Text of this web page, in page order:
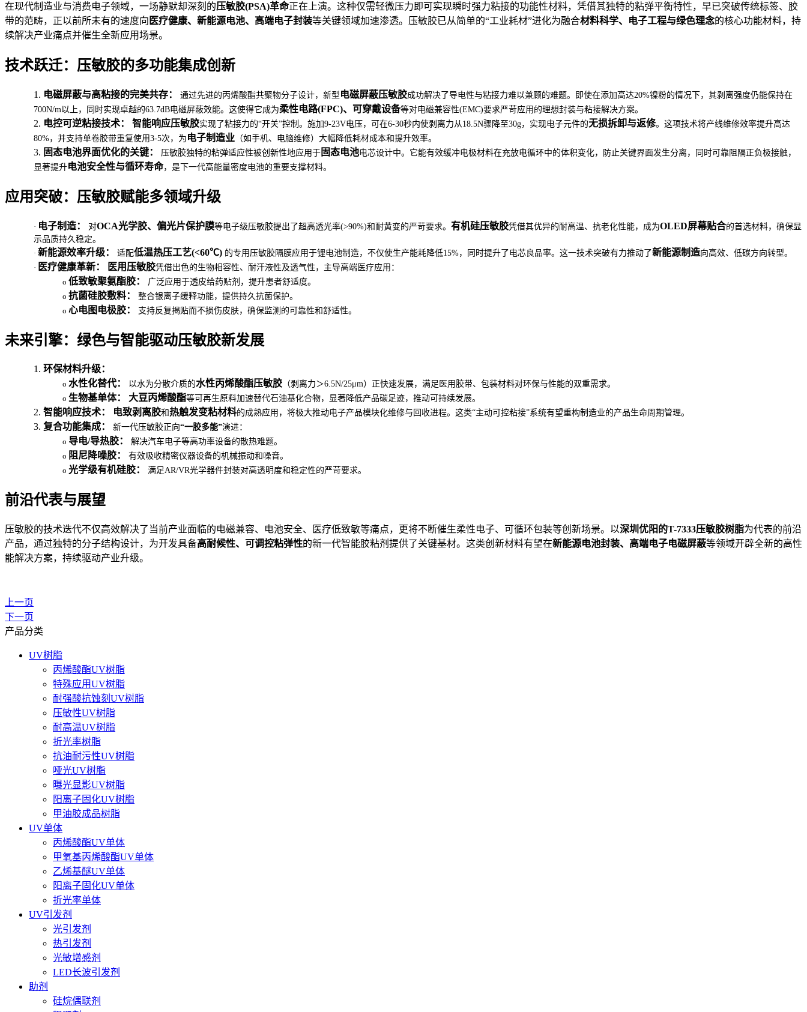
在现代制造业与消费电子领域，一场静默却深刻的压敏胶(PSA)革命正在上演。这种仅需轻微压力即可实现瞬时强力粘接的功能性材料，凭借其独特的粘弹平衡特性，早已突破传统标签、胶
带的范畴，正以前所未有的速度向 医疗健康、新能源电池、高端电子封装等关键领域加速渗透。压敏胶已从简单的“工业耗材”进化为融合材料科学、电子工程与绿色理念的核心功能材料，持
续解决产业痛点并催生全新应用场景。
技术跃迁：压敏胶的多功能集成创新
1. 电磁屏蔽与高粘接的完美共存： 通过先进的丙烯酸酯共聚物分子设计，新型 电磁屏蔽压敏胶成功解决了导电性与粘接力难以兼顾的难题。即使在添加高达20%镍粉的情况下，其剥离强度仍能保持在
700N/m以上，同时实现卓越的63.7dB电磁屏蔽效能。这使得它成为柔性电路(FPC)、可穿戴设备等对电磁兼容性(EMC)要求严苛应用的理想封装与粘接解决方案。
2. 电控可逆粘接技术： 智能响应压敏胶实现了粘接力的“开关”控制。施加9-23V电压，可在6-30秒内使剥离力从18.5N骤降至30g，实现电子元件的无损拆卸与返修。这项技术将产线维修效率提升高达
80%，并支持单卷胶带重复使用3-5次，为 电子制造业 （如手机、电脑维修）大幅降低耗材成本和提升效率。
3. 固态电池界面优化的关键： 压敏胶独特的粘弹适应性被创新性地应用于 固态电池电芯设计中。它能有效缓冲电极材料在充放电循环中的体积变化，防止关键界面发生分离，同时可靠阻隔正负极接触，
显著提升电池安全性与循环寿命，是下一代高能量密度电池的重要支撑材料。
应用突破：压敏胶赋能多领域升级
· 电子制造： 对OCA光学胶、偏光片保护膜等电子级压敏胶提出了超高透光率(>90%)和耐黄变的严苛要求。 有机硅压敏胶凭借其优异的耐高温、抗老化性能，成为OLED屏幕贴合的首选材料，确保显
示品质持久稳定。
· 新能源效率升级： 适配低温热压工艺(<60℃) 的专用压敏胶隔膜应用于锂电池制造，不仅使生产能耗降低15%，同时提升了电芯良品率。这一技术突破有力推动了新能源制造向高效、低碳方向转型。
· 医疗健康革新： 医用压敏胶凭借出色的生物相容性、耐汗液性及透气性，主导高端医疗应用：
o 低致敏聚氨酯胶：
广泛应用于透皮给药贴剂，提升患者舒适度。
o 抗菌硅胶敷料：
整合银离子缓释功能，提供持久抗菌保护。
o 心电图电极胶： 支持反复揭贴而不损伤皮肤，确保监测的可靠性和舒适性。
未来引擎：绿色与智能驱动压敏胶新发展
1. 环保材料升级：
o 水性化替代： 以水为分散介质的水性丙烯酸酯压敏胶 （剥离力＞6.5N/25μm）正快速发展，满足医用胶带、包装材料对环保与性能的双重需求。
o 生物基单体： 大豆丙烯酸酯等可再生原料加速替代石油基化合物，显著降低产品碳足迹，推动可持续发展。
2. 智能响应技术： 电致剥离胶和热触发变粘材料的成熟应用，将极大推动电子产品模块化维修与回收进程。这类“主动可控粘接”系统有望重构制造业的产品生命周期管理。
3. 复合功能集成： 新一代压敏胶正向“一胶多能”演进：
o 导电/导热胶：
解决汽车电子等高功率设备的散热难题。
o 阻尼降噪胶：
有效吸收精密仪器设备的机械振动和噪音。
o 光学级有机硅胶： 满足AR/VR光学器件封装对高透明度和稳定性的严苛要求。
前沿代表与展望
压敏胶的技术迭代不仅高效解决了当前产业面临的电磁兼容、电池安全、医疗低致敏等痛点，更将不断催生柔性电子、可循环包装等创新场景。以深圳 优阳的T-7333压敏胶树脂为代表的前沿
产品，通过独特的分子结构设计，为开发具备高耐候性、可调控粘弹性的新一代智能胶粘剂提供了关键基材。这类创新材料有望在新能源电池封装、高端电子电磁屏蔽等领域开辟全新的高性
能解决方案，持续驱动产业升级。
上一页
下一页
产品分类
UV树脂
丙烯酸酯UV树脂
特殊应用UV树脂
耐强酸抗蚀刻UV树脂
压敏性UV树脂
耐高温UV树脂
折光率树脂
抗油耐污性UV树脂
哑光UV树脂
曝光显影UV树脂
阳离子固化UV树脂
甲油胶成品树脂
UV单体
丙烯酸酯UV单体
甲氧基丙烯酸酯UV单体
乙烯基醚UV单体
阳离子固化UV单体
折光率单体
UV引发剂
光引发剂
热引发剂
光敏增感剂
LED长波引发剂
助剂
硅烷偶联剂